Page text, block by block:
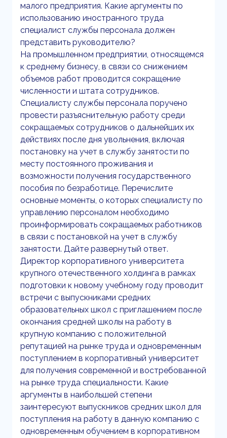
малого предприятия. Какие аргументы по
использованию иностранного труда
специалист службы персонала должен
представить руководителю?
На промышленном предприятии, относящемся
к среднему бизнесу, в связи со снижением
объемов работ проводится сокращение
численности и штата сотрудников.
Специалисту службы персонала поручено
провести разъяснительную работу среди
сокращаемых сотрудников о дальнейших их
действиях после дня увольнения, включая
постановку на учет в службу занятости по
месту постоянного проживания и
возможности получения государственного
пособия по безработице. Перечислите
основные моменты, о которых специалисту по
управлению персоналом необходимо
проинформировать сокращаемых работников
в связи с постановкой на учет в службу
занятости. Дайте развернутый ответ.
Директор корпоративного университета
крупного отечественного холдинга в рамках
подготовки к новому учебному году проводит
встречи с выпускниками средних
образовательных школ с приглашением после
окончания средней школы на работу в
крупную компанию с положительной
репутацией на рынке труда и одновременным
поступлением в корпоративный университет
для получения современной и востребованной
на рынке труда специальности. Какие
аргументы в наибольшей степени
заинтересуют выпускников средних школ для
поступления на работу в данную компанию с
одновременным обучением в корпоративном